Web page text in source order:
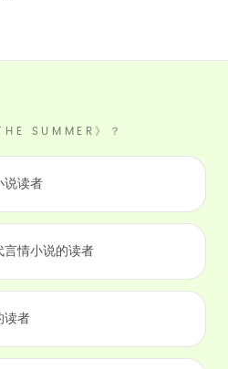
SUMMER》？
说读者
言情小说的读者
读者